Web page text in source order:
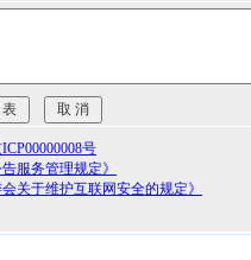
号
服务管理规定》
关于维护互联网安全的规定》